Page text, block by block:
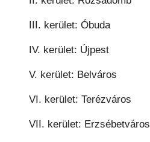
III. kerület: Óbuda
IV. kerület: Újpest
V. kerület: Belváros
VI. kerület: Terézváros
VII. kerület: Erzsébetváros